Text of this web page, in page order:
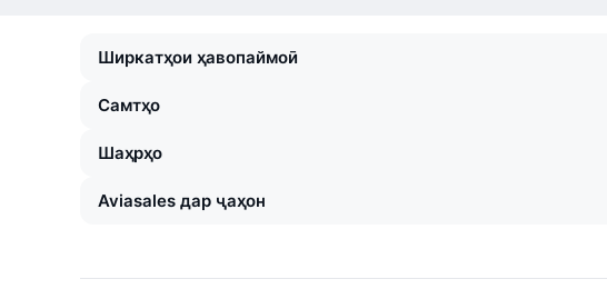
Ширкатҳои ҳавопаймоӣ
Самтҳо
Шаҳрҳо
Aviasales дар ҷаҳон